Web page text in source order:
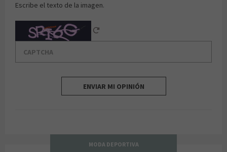
Escribe el texto de la imagen.
Captcha
ENVIAR MI OPINIÓN
MODA DEPORTIVA